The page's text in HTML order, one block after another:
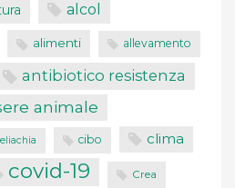
alcol
alimenti allevamento
antibiotico resistenza
animale
cibo clima
covid-19 Crea